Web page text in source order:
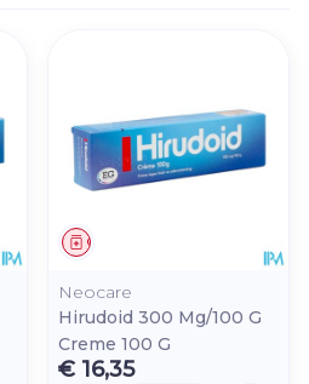
Geneesmiddel
Neocare
Hirudoid 300 Mg/100 G
Creme 100 G
€ 16,35